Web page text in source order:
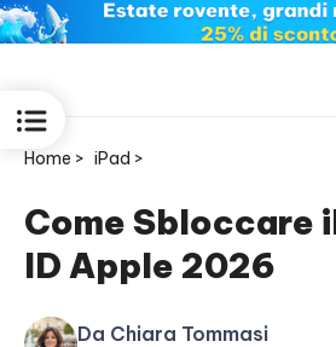
ReiBoot
for iOS
Home > iPad >
Come Sbloccare
ID Apple 2026
Da Chiara Tommasi